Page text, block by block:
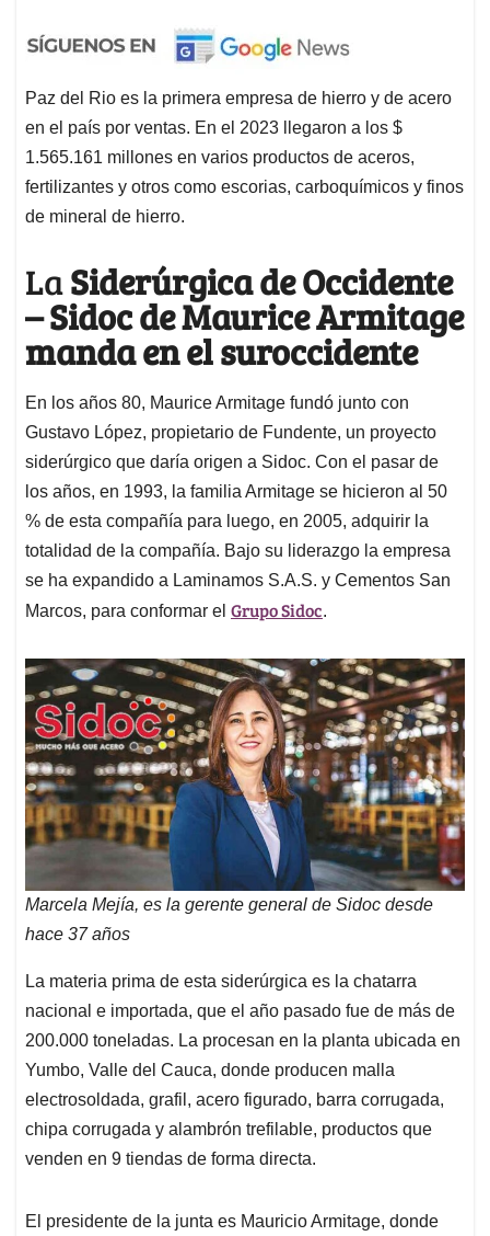
Paz del Rio es la primera empresa de hierro y de acero
en el país por ventas. En el 2023 llegaron a los $
1.565.161 millones en varios productos de aceros,
fertilizantes y otros como escorias, carboquímicos y finos
de mineral de hierro.
LaSiderúrgica de Occidente
– Sidoc de Maurice Armitage
manda en el suroccidente
En los años 80, Maurice Armitage fundó junto con
Gustavo López, propietario de Fundente, un proyecto
siderúrgico que daría origen a Sidoc. Con el pasar de
los años, en 1993, la familia Armitage se hicieron al 50
% de esta compañía para luego, en 2005, adquirir la
totalidad de la compañía. Bajo su liderazgo la empresa
se ha expandido a Laminamos S.A.S. y Cementos San
Marcos, para conformar el Grupo Sidoc.
Marcela Mejía, es la gerente general de Sidoc desde
hace 37 años
La materia prima de esta siderúrgica es la chatarra
nacional e importada, que el año pasado fue de más de
200.000 toneladas. La procesan en la planta ubicada en
Yumbo, Valle del Cauca, donde producen malla
electrosoldada, grafil, acero figurado, barra corrugada,
chipa corrugada y alambrón trefilable, productos que
venden en 9 tiendas de forma directa.
El presidente de la junta es Mauricio Armitage, donde